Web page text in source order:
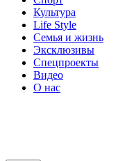
Культура
Life Style
Семья и жизнь
Эксклюзивы
Спецпроекты
Видео
О нас